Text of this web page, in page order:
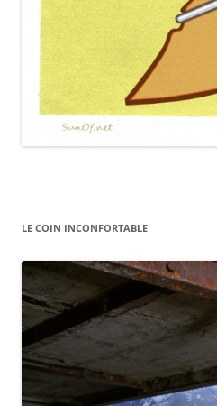
LE COIN INCONFORTABLE